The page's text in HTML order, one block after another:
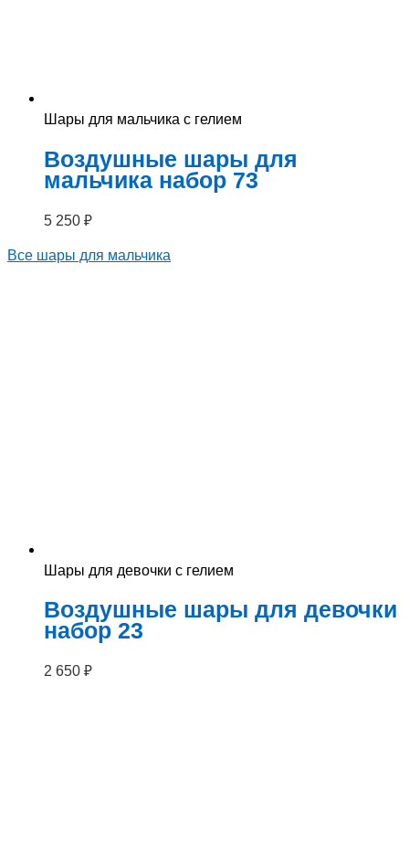
Шары для мальчика с гелием
Воздушные шары для
мальчика набор 73
5 250 ₽
Все шары для мальчика
Шары для девочки с гелием
Воздушные шары для девочки
набор 23
2 650 ₽